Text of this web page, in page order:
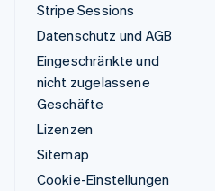
Stripe Sessions
Datenschutz und AGB
Eingeschränkte und
nicht zugelassene
Geschäfte
Lizenzen
Sitemap
Cookie-Einstellungen